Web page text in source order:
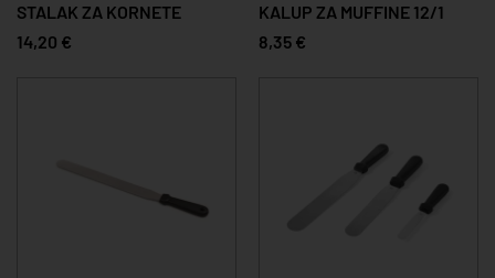
STALAK ZA KORNETE
14,20 €
KALUP ZA MUFFINE 12/1
8,35 €